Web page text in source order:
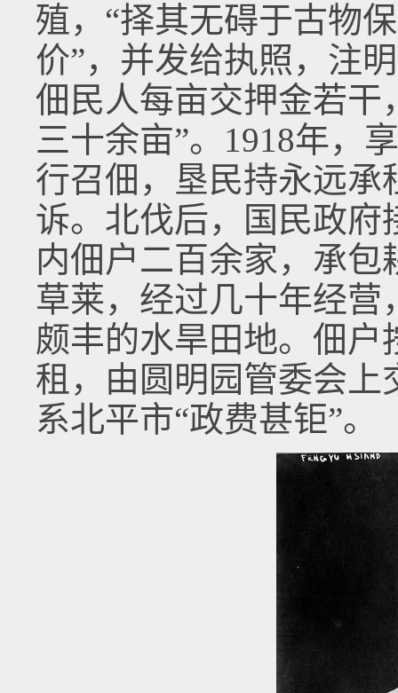
殖，“择其无碍于古物
价”，并发给执照，注
佃民人每亩交押金若干
三十余亩”。1918年，
行召佃，垦民持永远承
诉。北伐后，国民政府
内佃户二百余家，承
草莱，经过几十年经
颇丰的水旱田地。佃
租，由圆明园管委会上
系北平市“政费甚钜”。